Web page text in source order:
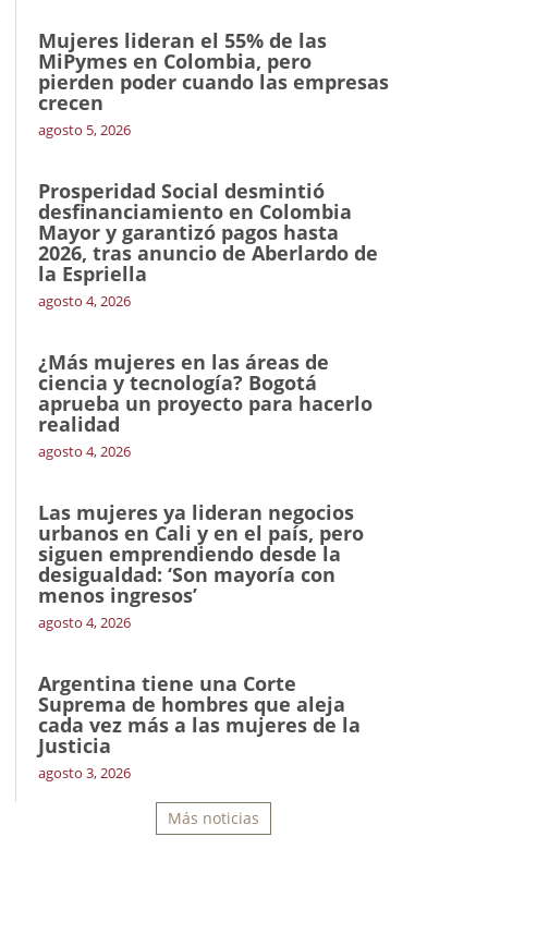
Mujeres lideran el 55% de las
MiPymes en Colombia, pero
pierden poder cuando las empresas
crecen
agosto 5, 2026
Prosperidad Social desmintió
desfinanciamiento en Colombia
Mayor y garantizó pagos hasta
2026, tras anuncio de Aberlardo de
la Espriella
agosto 4, 2026
¿Más mujeres en las áreas de
ciencia y tecnología? Bogotá
aprueba un proyecto para hacerlo
realidad
agosto 4, 2026
Las mujeres ya lideran negocios
urbanos en Cali y en el país, pero
siguen emprendiendo desde la
desigualdad: ‘Son mayoría con
menos ingresos’
agosto 4, 2026
Argentina tiene una Corte
Suprema de hombres que aleja
cada vez más a las mujeres de la
Justicia
agosto 3, 2026
Más noticias